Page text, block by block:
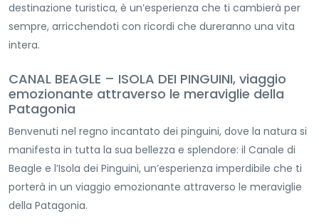
destinazione turistica, è un’esperienza che ti cambierà per
sempre, arricchendoti con ricordi che dureranno una vita
intera.
CANAL BEAGLE – ISOLA DEI PINGUINI, viaggio
emozionante attraverso le meraviglie della
Patagonia
Benvenuti nel regno incantato dei pinguini, dove la natura si
manifesta in tutta la sua bellezza e splendore: il Canale di
Beagle e l’Isola dei Pinguini, un’esperienza imperdibile che ti
porterà in un viaggio emozionante attraverso le meraviglie
della Patagonia.